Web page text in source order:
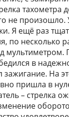
тахометра
не произошло.
Я ещё раз
по несколько
мультиметром.
в
На
пришла в
– стрелка